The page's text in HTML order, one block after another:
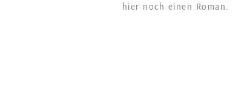
hier noch einen Roman.